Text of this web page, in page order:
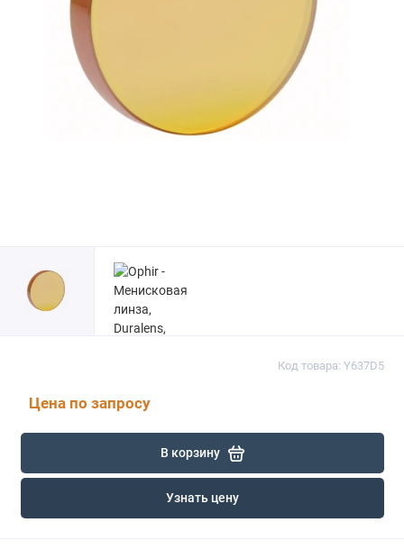
Код товара: Y637D5
Цена по запросу
В корзину
Узнать цену